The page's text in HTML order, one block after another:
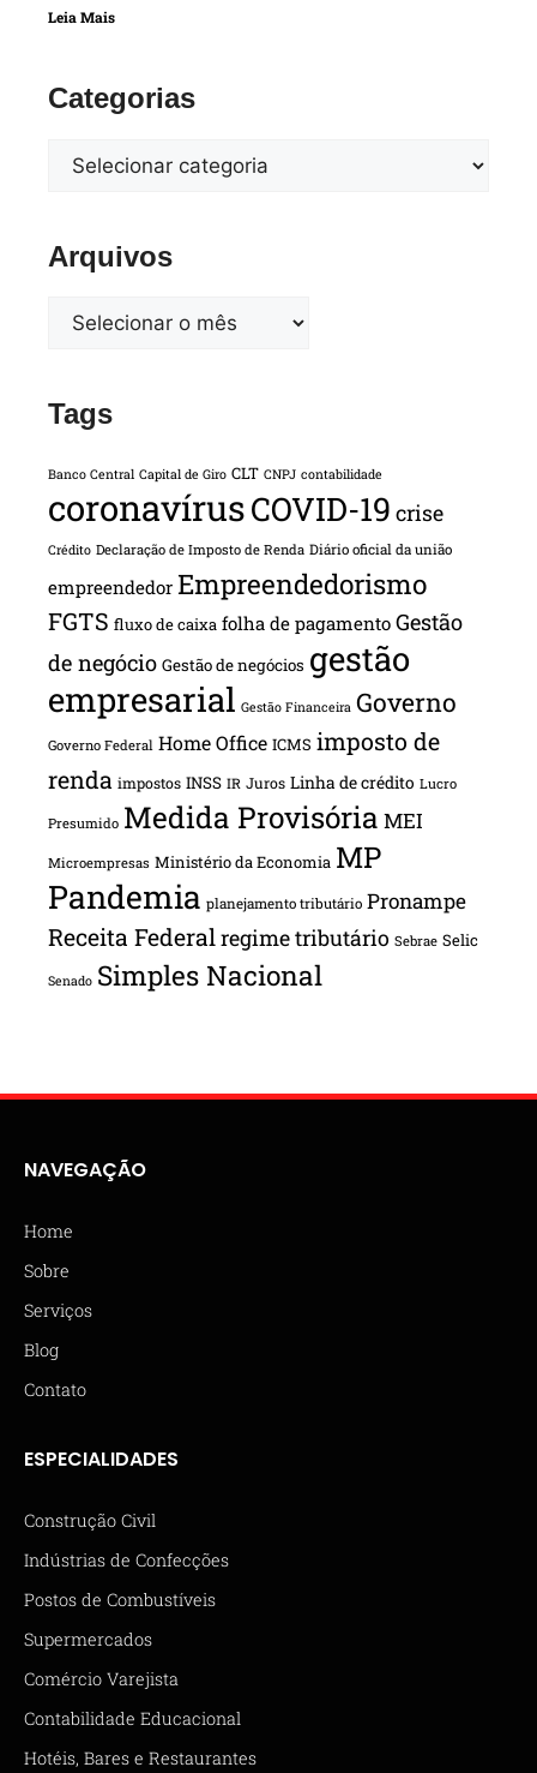
Leia Mais
Categorias
Arquivos
Tags
Banco Central Capital de Giro CLT CNPJ contabilidade
coronavírusCOVID-19 crise
Crédito Declaração de Imposto de Renda Diário oficial da união
empreendedor Empreendedorismo
FGTS fluxo de caixa folha de pagamento Gestão
de negócio Gestão de negócios gestão
empresarial Gestão Financeira Governo
Governo Federal Home Office ICMS imposto de
renda impostos INSS IR Juros Linha de crédito Lucro
Presumido Medida Provisória MEI
Microempresas Ministério da Economia MP
Pandemia planejamento tributário Pronampe
Receita Federalregime tributário Sebrae Selic
Senado Simples Nacional
NAVEGAÇÃO
Home
Sobre
Serviços
Blog
Contato
ESPECIALIDADES
Construção Civil
Indústrias de Confecções
Postos de Combustíveis
Supermercados
Comércio Varejista
Contabilidade Educacional
Hotéis, Bares e Restaurantes